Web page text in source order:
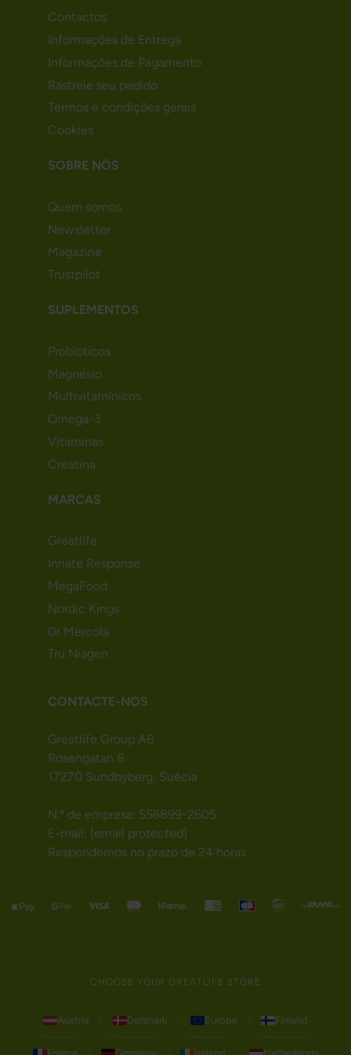
Contactos
Informações de Entrega
Informações de Pagamento
Rastreie seu pedido
Termos e condições gerais
Cookies
SOBRE NÓS
Quem somos
Newsletter
Magazine
Trustpilot
SUPLEMENTOS
Probióticos
Magnésio
Multivitamínicos
Omega-3
Vitaminas
Creatina
MARCAS
Greatlife
Innate Response
MegaFood
Nordic Kings
Dr Mercola
Tru Niagen
CONTACTE-NOS
Greatlife Group AB
Rosengatan 8
17270 Sundbyberg, Suécia
N.º de empresa: 556899-2605
E-mail: [email protected]
Respondemos no prazo de 24 horas
CHOOSE YOUR GREATLIFE STORE
Austria Denmark Europe Finland